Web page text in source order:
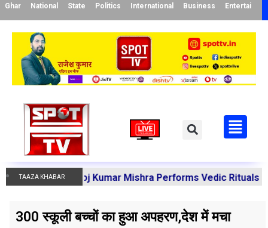
Ghar National State Politics International Business
TAAZA KHABAR
Manoj Kumar Mishra Performs Vedic Rituals for the
300 स्कूली बच्चों का हुआ अपहरण,देश में मचा